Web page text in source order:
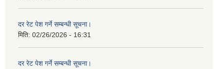
दर रेट पेश गर्ने सम्बन्धी सूचना।
मिति: 02/26/2026 - 16:31
दर रेट पेश गर्ने सम्बन्धी सूचना।